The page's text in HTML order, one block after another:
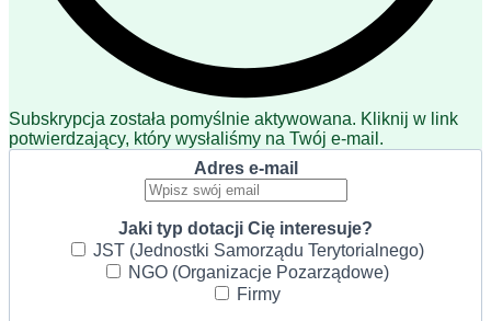
Subskrypcja została pomyślnie aktywowana. Kliknij w link
potwierdzający, który wysłaliśmy na Twój e-mail.
Adres e-mail
Jaki typ dotacji Cię interesuje?
JST (Jednostki Samorządu Terytorialnego)
NGO (Organizacje Pozarządowe)
Firmy